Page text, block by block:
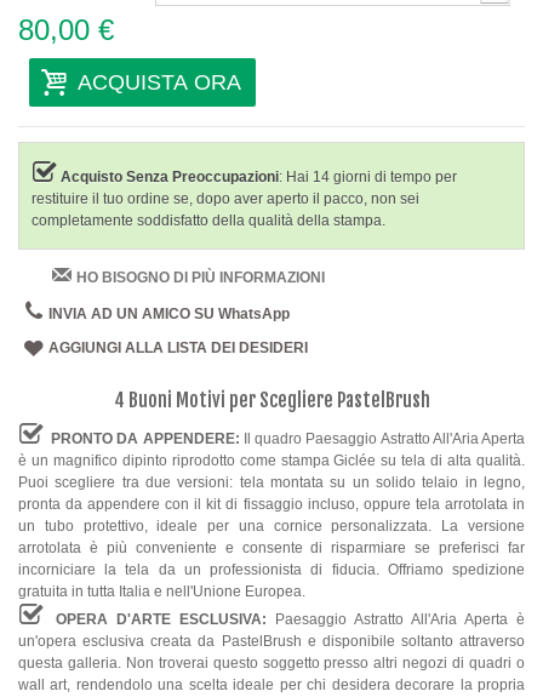
80,00 €
ACQUISTA ORA
Acquisto Senza Preoccupazioni: Hai 14 giorni di tempo per
restituire il tuo ordine se, dopo aver aperto il pacco, non sei
completamente soddisfatto della qualità della stampa.
HO BISOGNO DI PIÙ INFORMAZIONI
INVIA AD UN AMICO SU WhatsApp
AGGIUNGI ALLA LISTA DEI DESIDERI
4 Buoni Motivi per Scegliere PastelBrush
PRONTO DA APPENDERE:
Il quadro Paesaggio Astratto All'Aria Aperta
è un magnifico dipinto riprodotto come stampa Giclée su tela di alta qualità.
Puoi scegliere tra due versioni: tela montata su un solido telaio in legno,
pronta da appendere con il kit di fissaggio incluso, oppure tela arrotolata in
un tubo protettivo, ideale per una cornice personalizzata. La versione
arrotolata è più conveniente e consente di risparmiare se preferisci far
incorniciare la tela da un professionista di fiducia. Offriamo spedizione
gratuita in tutta Italia e nell'Unione Europea.
OPERA D'ARTE ESCLUSIVA:
Paesaggio Astratto All'Aria Aperta è
un'opera esclusiva creata da PastelBrush e disponibile soltanto attraverso
questa galleria. Non troverai questo soggetto presso altri negozi di quadri o
wall art, rendendolo una scelta ideale per chi desidera decorare la propria